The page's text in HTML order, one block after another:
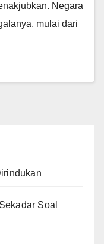
Negara
mulai dari
Soal